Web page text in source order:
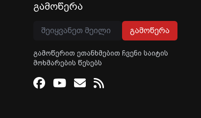
გამოწერა
გამოწერა
გამოწერით ეთანხმებით ჩვენი საიტის
მოხმარების წესებს
Facebook
Youtube
Email
RSS